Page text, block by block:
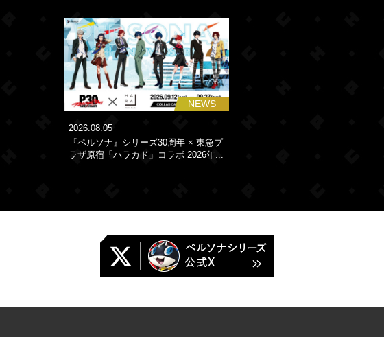
NEWS
2026.08.05
『ペルソナ』シリーズ30周年 × 東急プ
ラザ原宿「ハラカド」コラボ 2026年...